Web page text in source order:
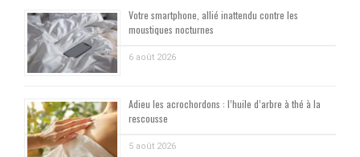
Votre smartphone, allié inattendu contre les
moustiques nocturnes
6 août 2026
Adieu les acrochordons : l’huile d’arbre à thé à la
rescousse
5 août 2026